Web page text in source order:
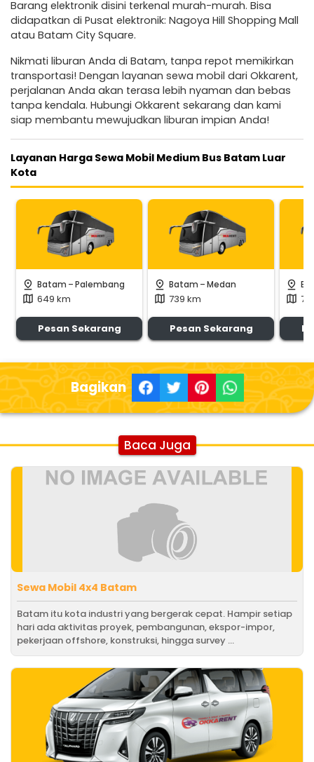
Barang elektronik disini terkenal murah-murah. Bisa
didapatkan di Pusat elektronik: Nagoya Hill Shopping Mall
atau Batam City Square.
Nikmati liburan Anda di Batam, tanpa repot memikirkan
transportasi! Dengan layanan sewa mobil dari Okkarent,
perjalanan Anda akan terasa lebih nyaman dan bebas
tanpa kendala. Hubungi Okkarent sekarang dan kami
siap membantu mewujudkan liburan impian Anda!
Layanan Harga Sewa Mobil Medium Bus Batam Luar
Kota
pin_drop Batam -Palembang
map 649 km
Pesan Sekarang
pin_drop Batam -Medan
map 739 km
Pesan Sekarang
pin_drop
map
Bagikan
Baca Juga
Sewa Mobil 4x4 Batam
Batam itu kota industri yang bergerak cepat. Hampir setiap
hari ada aktivitas proyek, pembangunan, ekspor-impor,
pekerjaan offshore, konstruksi, hingga survey ...